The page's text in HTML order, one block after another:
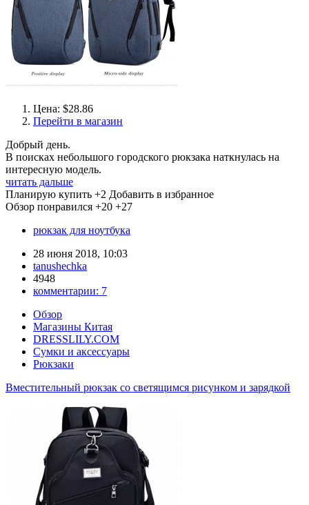
Цена: $28.86
Перейти в магазин
Добрый день.
В поисках небольшого городского рюкзака наткнулась на
интересную модель.
читать дальше
Планирую купить +2 Добавить в избранное
Обзор понравился +20 +27
рюкзак для ноутбука
28 июня 2018, 10:03
tanushechka
4948
комментарии: 7
Обзор
Магазины Китая
DRESSLILY.COM
Сумки и аксессуары
Рюкзаки
Вместительный рюкзак со светящимся рисунком и зарядкой